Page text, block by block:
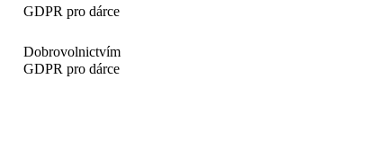
GDPR pro dárce
Dobrovolnictvím
GDPR pro dárce